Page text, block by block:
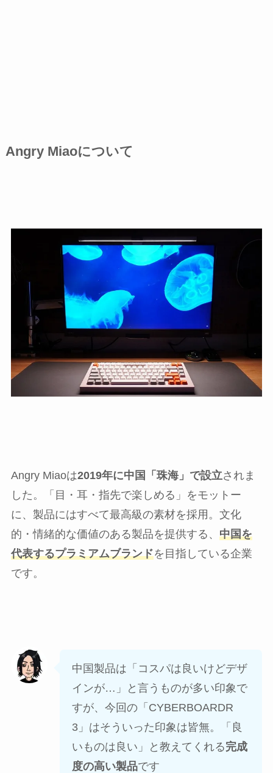
Angry Miaoについて
Angry Miaoは2019年に中国「珠海」で設立されま
した。「目・耳・指先で楽しめる」をモットー
に、製品にはすべて最高級の素材を採用。文化
的・情緒的な価値のある製品を提供する、 中国を
代表するプラミアムブランドを目指している企業
です。
中国製品は「コスパは良いけどデザ
インが…」と言うものが多い印象で
すが、今回の「CYBERBOARDR
3」はそういった印象は皆無。「良
いものは良い」と教えてくれる完成
度の高い製品です